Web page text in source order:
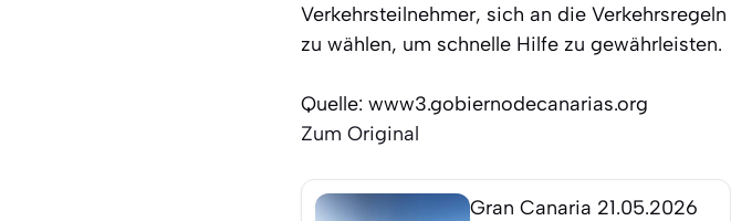
Verkehrsteilnehmer, sich an die
zu wählen, um schnelle Hilfe zu gewährleisten.
Quelle: www3.gobiernodecanarias.org
Zum Original
Gran Canaria 21.05.2026